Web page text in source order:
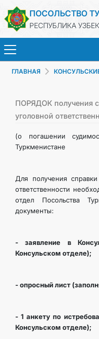
ПОСОЛЬСТВО
РЕСПУБЛИКА
ГЛАВНАЯ
ПОРЯДОК получения
уголовной
(о погашении
Туркменистане
Для получения
ответственности
отдел Посольства
документы:
- заявление в
Консульском отделе);
- опросный лист
- 1 анкету по
Консульском отделе);